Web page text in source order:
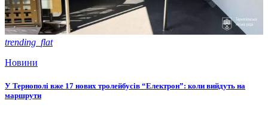
trending_flat
Новини
У Тернополі вже 17 нових тролейбусів “Електрон”: коли вийдуть на
маршрути